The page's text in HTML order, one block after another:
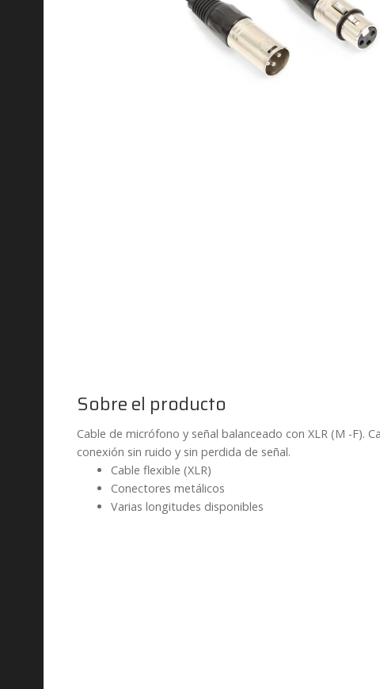
Sobre el producto
Cable de micrófono y señal balanceado con XLR (M -F).
conexión sin ruido y sin perdida de señal.
Cable flexible (XLR)
Conectores metálicos
Varias longitudes disponibles